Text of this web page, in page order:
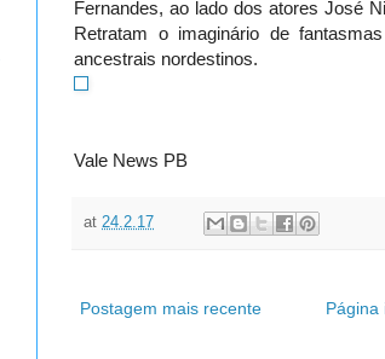
Fernandes, ao lado dos atores José
Retratam o imaginário de
ancestrais nordestinos.
Vale News PB
at 24.2.17
Postagem mais recente Página